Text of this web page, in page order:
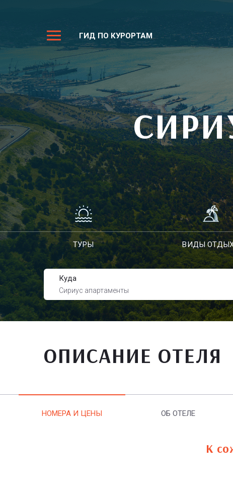
ГИД ПО КУРОРТАМ
ТУРЫ ВИДЫ
Куда
Сириус апартаменты
ОПИСАНИЕ ОТЕЛЯ
НОМЕРА И ЦЕНЫ ОБ ОТЕЛЕ
К